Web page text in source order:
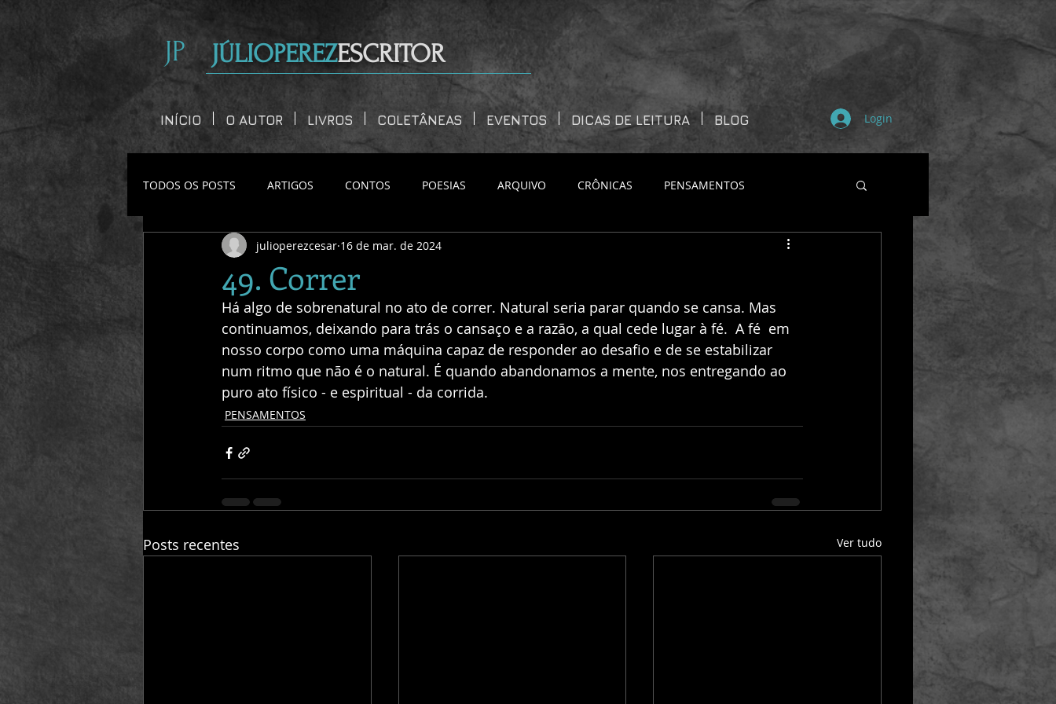
JP JÚLIOPEREZESCRITOR
INÍCIO O AUTOR LIVROS COLETÂNEAS EVENTOS DICAS DE LEITURA BLOG Login
TODOS OS POSTS ARTIGOS CONTOS POESIAS ARQUIVO CRÔNICAS PENSAMENTOS
CONTOS CURTOS
49. Correr
julioperezcesar 16 de mar. de 2024
Há algo de sobrenatural no ato de correr. Natural seria parar quando se cansa. Mas
continuamos, deixando para trás o cansaço e a razão, a qual cede lugar à fé.  A fé  em
nosso corpo como uma máquina capaz de responder ao desafio e de se estabilizar
num ritmo que não é o natural. É quando abandonamos a mente, nos entregando ao
puro ato físico - e espiritual - da corrida.
PENSAMENTOS
Posts recentes Ver tudo